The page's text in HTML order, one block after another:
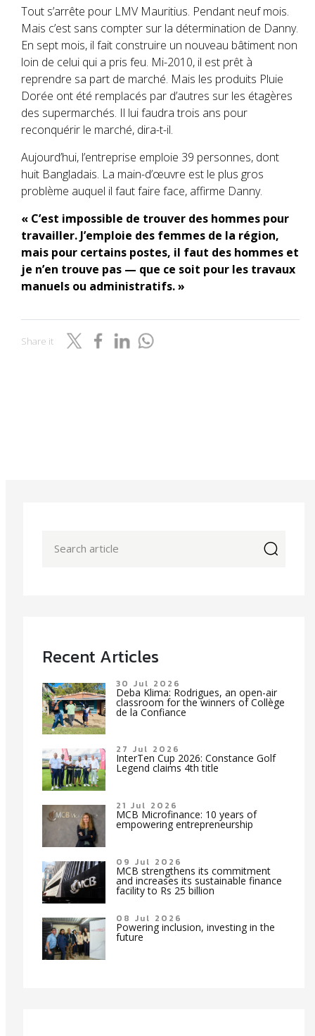
Tout s’arrête pour LMV Mauritius. Pendant neuf mois.
Mais c’est sans compter sur la détermination de Danny.
En sept mois, il fait construire un nouveau bâtiment non
loin de celui qui a pris feu. Mi-2010, il est prêt à
reprendre sa part de marché. Mais les produits Pluie
Dorée ont été remplacés par d’autres sur les étagères
des supermarchés. Il lui faudra trois ans pour
reconquérir le marché, dira-t-il.
Aujourd’hui, l’entreprise emploie 39 personnes, dont
huit Bangladais. La main-d’œuvre est le plus gros
problème auquel il faut faire face, affirme Danny.
« C’est impossible de trouver des hommes pour
travailler. J’emploie des femmes de la région,
mais pour certains postes, il faut des hommes et
je n’en trouve pas — que ce soit pour les travaux
manuels ou administratifs. »
Share it
Recent Articles
30 Jul 2026
Deba Klima: Rodrigues, an open-air
classroom for the winners of Collège
de la Confiance
27 Jul 2026
InterTen Cup 2026: Constance Golf
Legend claims 4th title
21 Jul 2026
MCB Microfinance: 10 years of
empowering entrepreneurship
09 Jul 2026
MCB strengthens its commitment
and increases its sustainable finance
facility to Rs 25 billion
08 Jul 2026
Powering inclusion, investing in the
future